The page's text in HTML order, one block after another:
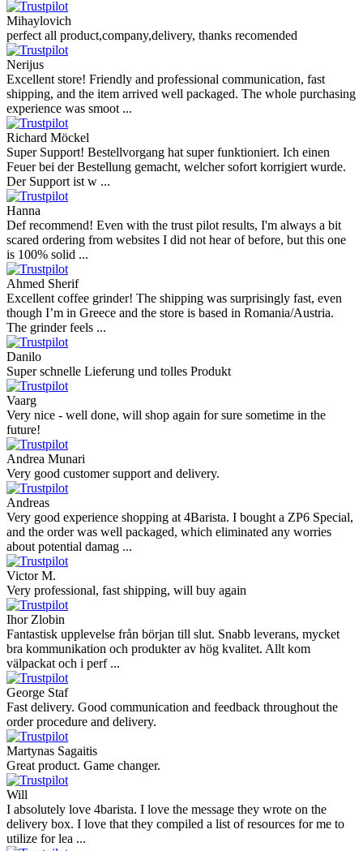
Mihaylovich
perfect all product,company,delivery, thanks recomended
Nerijus
Excellent store! Friendly and professional communication, fast
shipping, and the item arrived well packaged. The whole purchasing
experience was smoot ...
Richard Möckel
Super Support! Bestellvorgang hat super funktioniert. Ich einen
Feuer bei der Bestellung gemacht, welcher sofort korrigiert wurde.
Der Support ist w ...
Hanna
Def recommend! Even with the trust pilot results, I'm always a bit
scared ordering from websites I did not hear of before, but this one
is 100% solid ...
Ahmed Sherif
Excellent coffee grinder! The shipping was surprisingly fast, even
though I’m in Greece and the store is based in Romania/Austria.
The grinder feels ...
Danilo
Super schnelle Lieferung und tolles Produkt
Vaarg
Very nice - well done, will shop again for sure sometime in the
future!
Andrea Munari
Very good customer support and delivery.
Andreas
Very good experience shopping at 4Barista. I bought a ZP6 Special,
and the order was well packaged, which eliminated any worries
about potential damag ...
Victor M.
Very professional, fast shipping, will buy again
Ihor Zlobin
Fantastisk upplevelse från början till slut. Snabb leverans, mycket
bra kommunikation och produkter av hög kvalitet. Allt kom
välpackat och i perf ...
George Staf
Fast delivery. Good communication and feedback throughout the
order procedure and delivery.
Martynas Sagaitis
Great product. Game changer.
Will
I absolutely love 4barista. I love the message they wrote on the
delivery box. I love that they compiled a list of resources for me to
utilize for lea ...